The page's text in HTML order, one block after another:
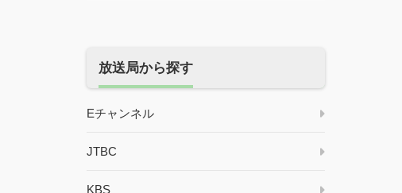
放送局から探す
Eチャンネル
JTBC
KBS